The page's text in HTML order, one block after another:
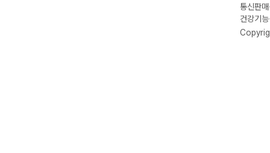
통신판
건강기